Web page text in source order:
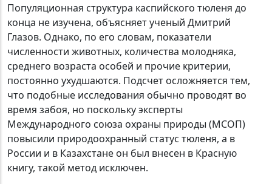
Популяционная структура каспийского тюленя до
конца не изучена, объясняет ученый Дмитрий
Глазов. Однако, по его словам, показатели
численности животных, количества молодняка,
среднего возраста особей и прочие критерии,
постоянно ухудшаются. Подсчет осложняется тем,
что подобные исследования обычно проводят во
время забоя, но поскольку эксперты
Международного союза охраны природы (МСОП)
повысили природоохранный статус тюленя, а в
России и в Казахстане он был внесен в Красную
книгу, такой метод исключен.